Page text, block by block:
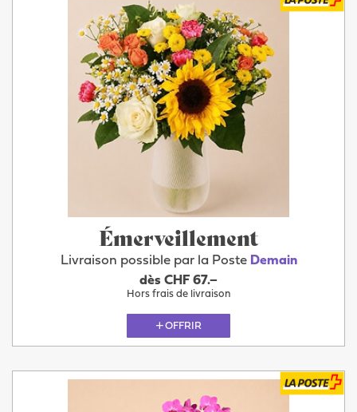
Émerveillement
Livraison possible par la Poste Demain
dès CHF 67.–
Hors frais de livraison
OFFRIR